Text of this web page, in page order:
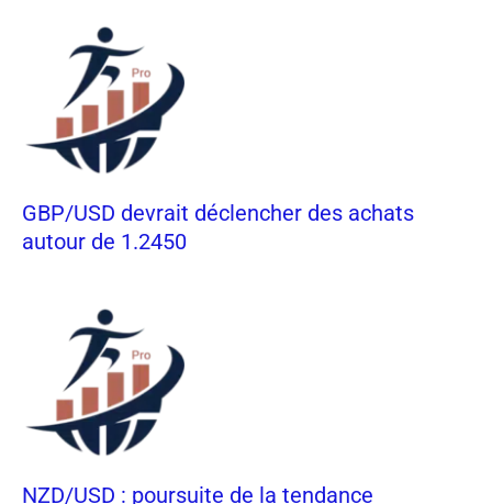
GBP/USD devrait déclencher des achats
autour de 1.2450
NZD/USD : poursuite de la tendance